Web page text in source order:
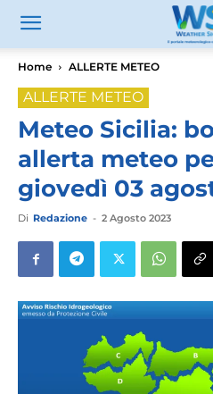
Home ALLERTE METEO
ALLERTE METEO
Meteo Sicilia:
allerta meteo
giovedì 03
Di Redazione - 2 Agosto 2023